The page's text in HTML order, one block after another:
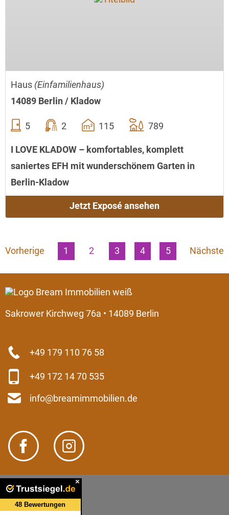
Haus (Einfamilienhaus)
14089 Berlin / Kladow
5 2 115 789
I LOVE KLADOW – komfortables, komplett
saniertes EFH mit wunderschönem Garten in
Berlin-Kladow
Jetzt Exposé ansehen
Vorherige 1 2 3 4 5 Nächste
Sakrower Kirchweg 76a • 14089 Berlin
+49 179 110 76 58
+49 172 14 70 535
info@breamimmobilien.de
Kontakt
Impressum